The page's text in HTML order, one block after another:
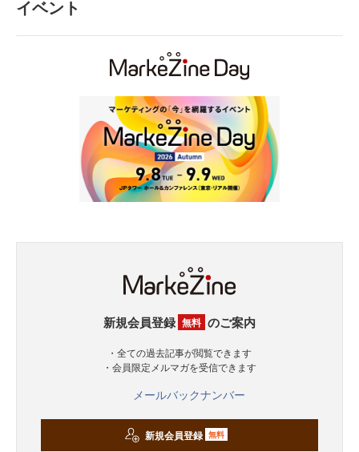
イベント
新規会員登録 無料 のご案内
・全ての過去記事が閲覧できます
・会員限定メルマガを受信できます
メールバックナンバー
新規会員登録 無料